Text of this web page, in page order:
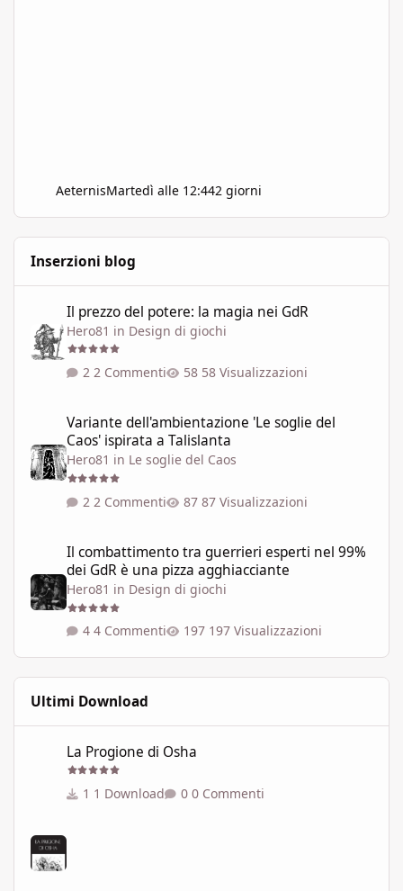
AeternisMartedì alle 12:442 giorni
Inserzioni blog
Il prezzo del potere: la magia nei GdR
Hero81 in Design di giochi
2 Commenti 58 Visualizzazioni
Variante dell'ambientazione 'Le soglie del
Caos' ispirata a Talislanta
Hero81 in Le soglie del Caos
2 Commenti 87 Visualizzazioni
Il combattimento tra guerrieri esperti nel 99%
dei GdR è una pizza agghiacciante
Hero81 in Design di giochi
4 Commenti 197 Visualizzazioni
Ultimi Download
La Progione di Osha
1 Download 0 Commenti